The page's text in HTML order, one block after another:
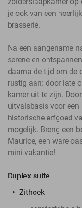
je ook van een
brasserie.
Na een aangename
serene en
daarna de tijd om de
rustig aan: door late
kamer uit te zijn.
uitvalsbasis voor
historische erfgoed
mogelijk. Breng een
Maurice, een ware
mini-vakantie!
Duplex suite
Zithoek